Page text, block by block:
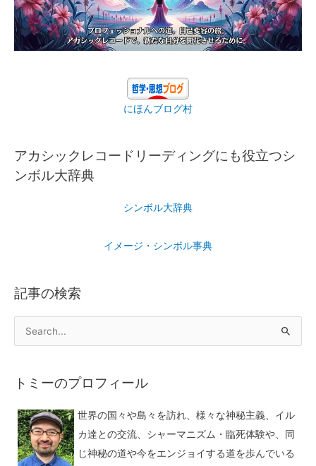
にほんブログ村
アカシックレコードリーディングにも役立つシ
ンボル大辞典
シンボル大辞典
イメージ・シンボル事典
記事の検索
トミーのプロフィール
世界の国々や島々を訪れ、様々な神秘主義、イル
カ達との交流、シャーマニズム・臨死体験や、同
じ神秘の道や今をエンジョイする道を歩んでいる